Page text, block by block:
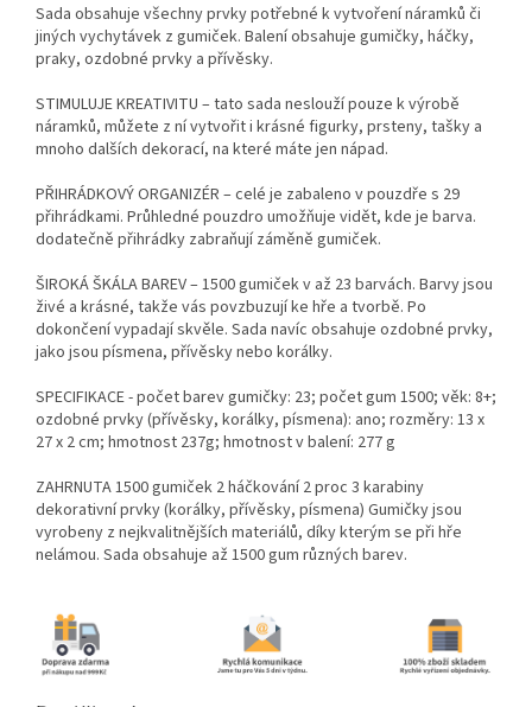
Sada obsahuje všechny prvky potřebné k vytvoření náramků či
jiných vychytávek z gumiček. Balení obsahuje gumičky, háčky,
praky, ozdobné prvky a přívěsky.
STIMULUJE KREATIVITU – tato sada neslouží pouze k výrobě
náramků, můžete z ní vytvořit i krásné figurky, prsteny, tašky a
mnoho dalších dekorací, na které máte jen nápad.
PŘIHRÁDKOVÝ ORGANIZÉR – celé je zabaleno v pouzdře s 29
přihrádkami. Průhledné pouzdro umožňuje vidět, kde je barva.
dodatečně přihrádky zabraňují záměně gumiček.
ŠIROKÁ ŠKÁLA BAREV – 1500 gumiček v až 23 barvách. Barvy jsou
živé a krásné, takže vás povzbuzují ke hře a tvorbě. Po
dokončení vypadají skvěle. Sada navíc obsahuje ozdobné prvky,
jako jsou písmena, přívěsky nebo korálky.
SPECIFIKACE - počet barev gumičky: 23; počet gum 1500; věk: 8+;
ozdobné prvky (přívěsky, korálky, písmena): ano; rozměry: 13 x
27 x 2 cm; hmotnost 237g; hmotnost v balení: 277 g
ZAHRNUTA 1500 gumiček 2 háčkování 2 proc 3 karabiny
dekorativní prvky (korálky, přívěsky, písmena) Gumičky jsou
vyrobeny z nejkvalitnějších materiálů, díky kterým se při hře
nelámou. Sada obsahuje až 1500 gum různých barev.